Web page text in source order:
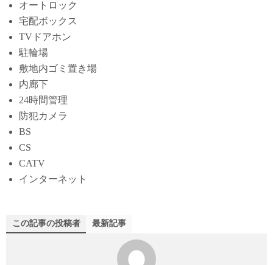
オートロック
宅配ボックス
TVドアホン
駐輪場
敷地内ゴミ置き場
内廊下
24時間管理
防犯カメラ
BS
CS
CATV
インターネット
この記事の投稿者 最新記事